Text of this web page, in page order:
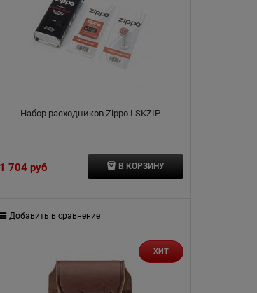
Набор расходников Zippo LSKZIP
1 704 руб В КОРЗИНУ
Добавить в сравнение
ХИТ